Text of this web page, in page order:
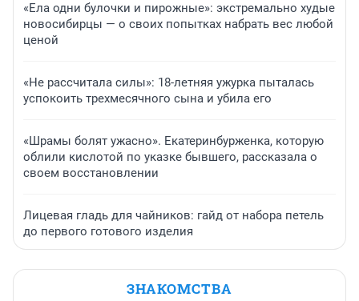
«Ела одни булочки и пирожные»: экстремально худые
новосибирцы — о своих попытках набрать вес любой
ценой
«Не рассчитала силы»: 18-летняя ужурка пыталась
успокоить трехмесячного сына и убила его
«Шрамы болят ужасно». Екатеринбурженка, которую
облили кислотой по указке бывшего, рассказала о
своем восстановлении
Лицевая гладь для чайников: гайд от набора петель
до первого готового изделия
ЗНАКОМСТВА